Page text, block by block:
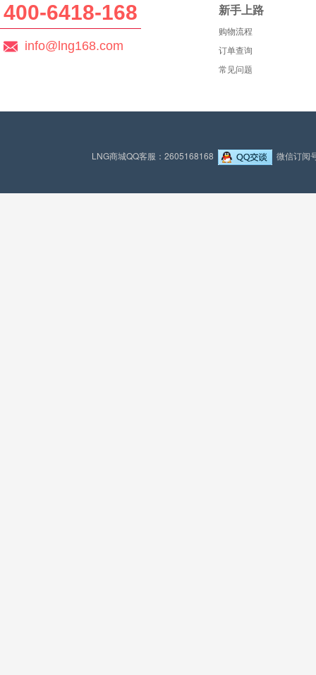
400-6418-168
info@lng168.com
新手上路
购物流程
订单查询
常见问题
LNG商城QQ客服：2605168168 微信订阅